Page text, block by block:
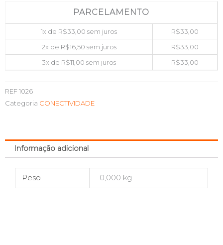
PARCELAMENTO
1x de R$33,00 sem juros R$33,00
2x de R$16,50 sem juros R$33,00
3x de R$11,00 sem juros R$33,00
REF1026
Categoria CONECTIVIDADE
Informação adicional
Peso 0,000 kg